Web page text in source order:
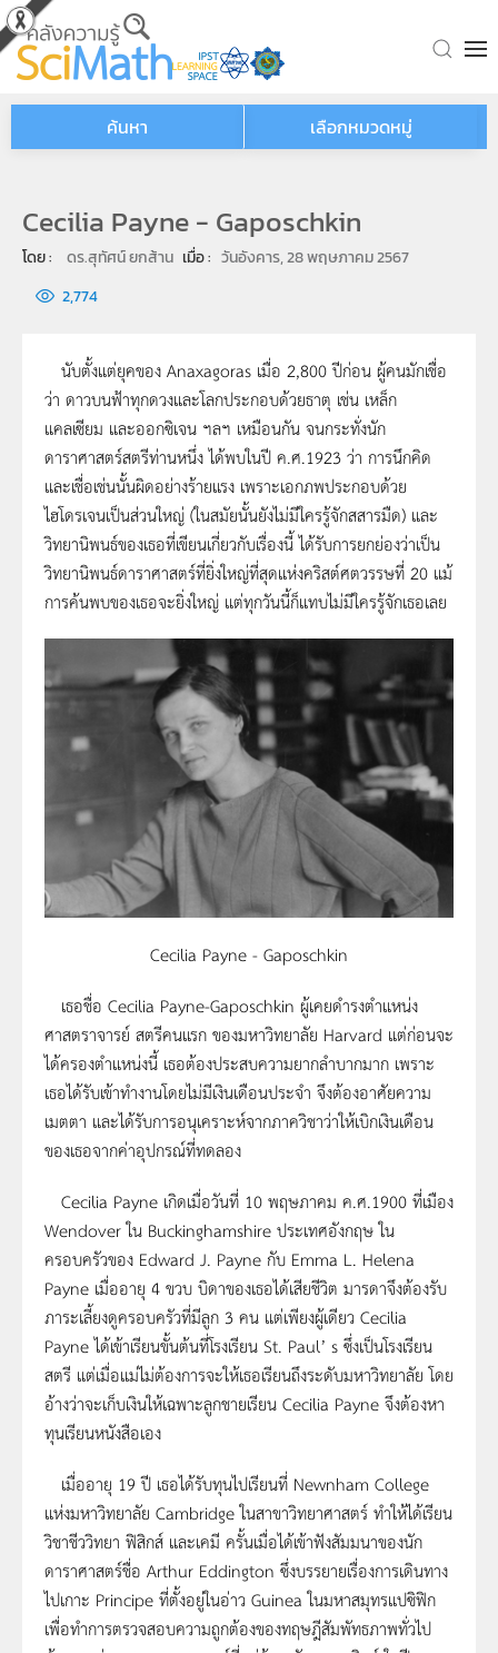
Skip to main content
ค้นหา เลือกหมวดหมู่
Cecilia Payne - Gaposchkin
โดย : ดร.สุทัศน์ ยกส้าน เมื่อ : วันอังคาร, 28 พฤษภาคม 2567
2,774
นับตั้งแต่ยุคของ Anaxagoras เมื่อ 2,800 ปีก่อน ผู้คนมักเชื่อ
ว่า ดาวบนฟ้าทุกดวงและโลกประกอบด้วยธาตุ เช่น เหล็ก
แคลเซียม และออกซิเจน ฯลฯ เหมือนกัน จนกระทั่งนัก
ดาราศาสตร์สตรีท่านหนึ่ง ได้พบในปี ค.ศ.1923 ว่า การนึกคิด
และเชื่อเช่นนั้นผิดอย่างร้ายแรง เพราะเอกภพประกอบด้วย
ไฮโดรเจนเป็นส่วนใหญ่ (ในสมัยนั้นยังไม่มีใครรู้จักสสารมืด) และ
วิทยานิพนธ์ของเธอที่เขียนเกี่ยวกับเรื่องนี้ ได้รับการยกย่องว่าเป็น
วิทยานิพนธ์ดาราศาสตร์ที่ยิ่งใหญ่ที่สุดแห่งคริสต์ศตวรรษที่ 20 แม้
การค้นพบของเธอจะยิ่งใหญ่ แต่ทุกวันนี้ก็แทบไม่มีใครรู้จักเธอเลย
Cecilia Payne - Gaposchkin
เธอชื่อ Cecilia Payne-Gaposchkin ผู้เคยดำรงตำแหน่ง
ศาสตราจารย์ สตรีคนแรก ของมหาวิทยาลัย Harvard แต่ก่อนจะ
ได้ครองตำแหน่งนี้ เธอต้องประสบความยากลำบากมาก เพราะ
เธอได้รับเข้าทำงานโดยไม่มีเงินเดือนประจำ จึงต้องอาศัยความ
เมตตา และได้รับการอนุเคราะห์จากภาควิชาว่าให้เบิกเงินเดือน
ของเธอจากค่าอุปกรณ์ที่ทดลอง
Cecilia Payne เกิดเมื่อวันที่ 10 พฤษภาคม ค.ศ.1900 ที่เมือง
Wendover ใน Buckinghamshire ประเทศอังกฤษ ใน
ครอบครัวของ Edward J. Payne กับ Emma L. Helena
Payne เมื่ออายุ 4 ขวบ บิดาของเธอได้เสียชีวิต มารดาจึงต้องรับ
ภาระเลี้ยงดูครอบครัวที่มีลูก 3 คน แต่เพียงผู้เดียว Cecilia
Payne ได้เข้าเรียนขั้นต้นที่โรงเรียน St. Paul’ s ซึ่งเป็นโรงเรียน
สตรี แต่เมื่อแม่ไม่ต้องการจะให้เธอเรียนถึงระดับมหาวิทยาลัย โดย
อ้างว่าจะเก็บเงินให้เฉพาะลูกชายเรียน Cecilia Payne จึงต้องหา
ทุนเรียนหนังสือเอง
เมื่ออายุ 19 ปี เธอได้รับทุนไปเรียนที่ Newnham College
แห่งมหาวิทยาลัย Cambridge ในสาขาวิทยาศาสตร์ ทำให้ได้เรียน
วิชาชีววิทยา ฟิสิกส์ และเคมี ครั้นเมื่อได้เข้าฟังสัมมนาของนัก
ดาราศาสตร์ชื่อ Arthur Eddington ซึ่งบรรยายเรื่องการเดินทาง
ไปเกาะ Principe ที่ตั้งอยู่ในอ่าว Guinea ในมหาสมุทรแปซิฟิก
เพื่อทำการตรวจสอบความถูกต้องของทฤษฎีสัมพัทธภาพทั่วไป